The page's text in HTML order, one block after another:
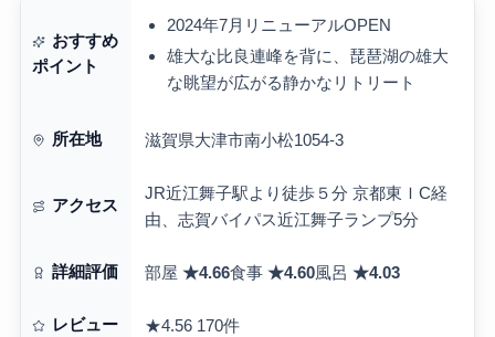
おすすめ
ポイント
2024年7月リニューアルOPEN
雄大な比良連峰を背に、琵琶湖の雄大
な眺望が広がる静かなリトリート
所在地 滋賀県大津市南小松1054-3
アクセス
JR近江舞子駅より徒歩５分 京都東ＩC経
由、志賀バイパス近江舞子ランプ5分
詳細評価 部屋 ★4.66食事 ★4.60風呂 ★4.03
レビュー ★4.56 170件